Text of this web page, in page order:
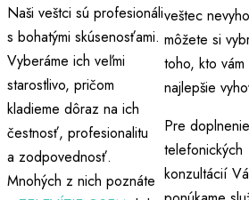
Naši veštci sú profesionáli
s bohatými skúsenosťami.
Vyberáme ich veľmi
starostlivo, pričom
kladieme dôraz na ich
čestnosť, profesionalitu
a zodpovednosť.
Mnohých z nich poznáte
veštec
môžete si
toho, kto vám
najlepšie
Pre doplnenie
telefonických
konzultácií